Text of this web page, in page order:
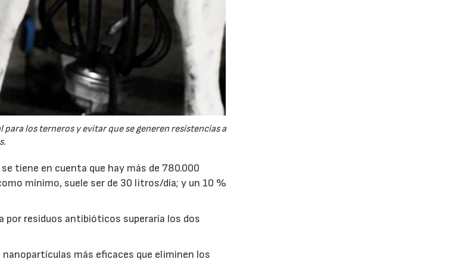
los terneros y evitar que se generen resistencias a
tiene en cuenta que hay más de 780.000
mínimo, suele ser de 30 litros/día; y un 10 %
por residuos antibióticos superaría los dos
más eficaces que eliminen los